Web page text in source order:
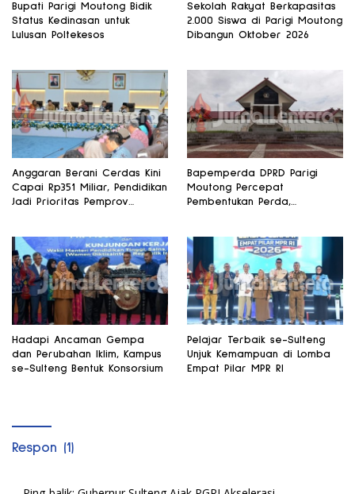
Bupati Parigi Moutong Bidik
Status Kedinasan untuk
Lulusan Poltekesos
Sekolah Rakyat Berkapasitas
2.000 Siswa di Parigi Moutong
Dibangun Oktober 2026
Anggaran Berani Cerdas Kini
Capai Rp351 Miliar, Pendidikan
Jadi Prioritas Pemprov
Bapemperda DPRD Parigi
Moutong Percepat
Pembentukan Perda,
Hadapi Ancaman Gempa
dan Perubahan Iklim, Kampus
se-Sulteng Bentuk Konsorsium
Pelajar Terbaik se-Sulteng
Unjuk Kemampuan di Lomba
Empat Pilar MPR RI
Respon (1)